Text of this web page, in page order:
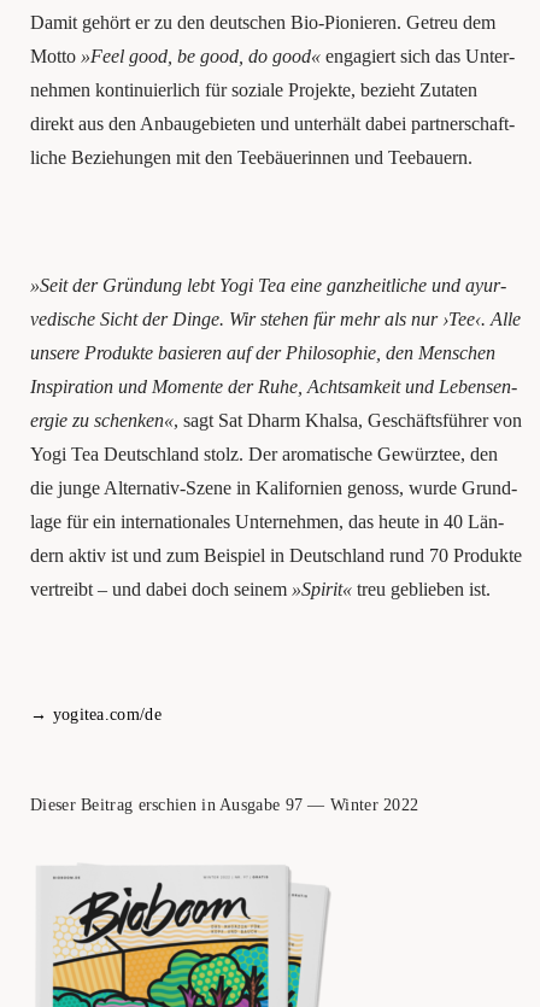
Damit gehört er zu den deut­schen Bio-Pio­nie­ren. Getreu dem
Mot­to »Feel good, be good, do good« enga­giert sich das Unter­
neh­men kon­ti­nu­ier­lich für sozia­le Pro­jek­te, bezieht Zuta­ten
direkt aus den Anbau­ge­bie­ten und unter­hält dabei part­ner­schaft­
li­che Bezie­hun­gen mit den Tee­bäue­rin­nen und Teebauern.
»Seit der Grün­dung lebt Yogi Tea eine ganz­heit­li­che und ayur­
ve­di­sche Sicht der Din­ge. Wir ste­hen für mehr als nur ›Tee‹. Alle
unse­re Pro­duk­te basie­ren auf der Phi­lo­so­phie, den Men­schen
Inspi­ra­ti­on und Momen­te der Ruhe, Acht­sam­keit und Lebens­en­
er­gie zu schen­ken«, sagt Sat Dharm Khal­sa, Geschäfts­füh­rer von
Yogi Tea Deutsch­land stolz. Der aro­ma­ti­sche Gewürz­tee, den
die jun­ge Alter­na­tiv-Sze­ne in Kali­for­ni­en genoss, wur­de Grund­
la­ge für ein inter­na­tio­na­les Unter­neh­men, das heu­te in 40 Län­
dern aktiv ist und zum Bei­spiel in Deutsch­land rund 70 Pro­duk­te
ver­treibt – und dabei doch sei­nem »Spi­rit« treu geblie­ben ist.
→ yogitea.com/de
Die­ser Bei­trag erschien in Aus­ga­be 97 — Win­ter 2022